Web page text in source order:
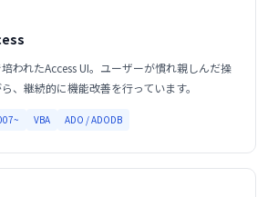
われたAccess UI。ユーザーが慣れ親しんだ操
、継続的に機能改善を行っています。
VBA ADO / ADODB